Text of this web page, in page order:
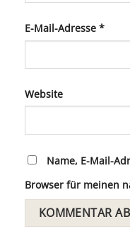
E-Mail-Adresse *
Website
Name, E-Mail-
Browser für meinen